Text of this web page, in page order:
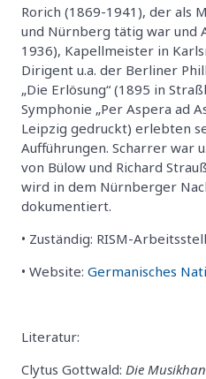
Rorich (1869-1941), der als
und Nürnberg tätig war und
1936), Kapellmeister in
Dirigent u.a. der Berliner
„Die Erlösung“ (1895 in
Symphonie „Per Aspera ad
Leipzig gedruckt) erlebten
Aufführungen. Scharrer war
von Bülow und Richard
wird in dem Nürnberger
dokumentiert.
• Zuständig: RISM-
• Website: Germanisches
Literatur:
Clytus Gottwald: Die